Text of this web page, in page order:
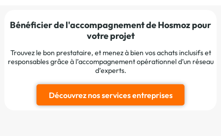
Bénéficier de l'accompagnement de Hosmoz pour
votre projet
Trouvez le bon prestataire, et menez à bien vos achats inclusifs et
responsables grâce à l’accompagnement opérationnel d’un réseau
d’experts.
Découvrez nos services entreprises